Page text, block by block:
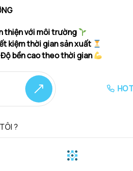
thiện với môi trường
kiệm thời gian sản xuất
Độ bền cao theo thời gian
?